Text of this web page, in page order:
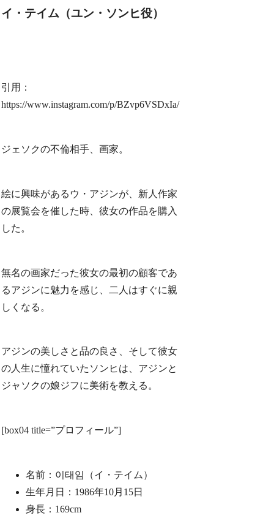
イ・テイム（ユン・ソンヒ役）
引用：
https://www.instagram.com/p/BZvp6VSDxIa/
ジェソクの不倫相手、画家。
絵に興味があるウ・アジンが、新人作家
の展覧会を催した時、彼女の作品を購入
した。
無名の画家だった彼女の最初の顧客であ
るアジンに魅力を感じ、二人はすぐに親
しくなる。
アジンの美しさと品の良さ、そして彼女
の人生に憧れていたソンヒは、アジンと
ジャソクの娘ジフに美術を教える。
[box04 title=”プロフィール”]
名前：이태임（イ・テイム）
生年月日：1986年10月15日
身長：169cm